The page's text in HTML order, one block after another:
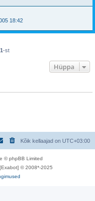
18:42
1-st
Hüppa
Kõik kellaajad on UTC+03:00
© phpBB Limited
© 2008*-2025